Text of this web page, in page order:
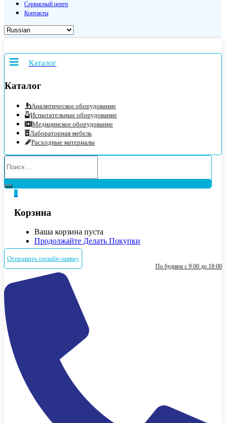
Сервисный центр
Контакты
Каталог
Каталог
Аналитическое оборудование
Испытательные оборудование
Медицинское оборудование
Лабораторная мебель
Расходные материалы
Корзина
Ваша корзина пуста
Продолжайте Делать Покупки
Отправить онлайн-заявку
По будням с 9:00 до 18:00